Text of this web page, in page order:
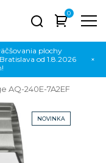
0
plochy
od 1.8.2026
×
AQ-240E-7A2EF
NOVINKA